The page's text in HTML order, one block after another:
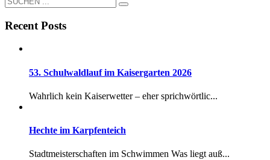
Recent Posts
53. Schulwaldlauf im Kaisergarten 2026
Wahrlich kein Kaiserwetter – eher sprichwörtlic...
Hechte im Karpfenteich
Stadtmeisterschaften im Schwimmen Was liegt auß...